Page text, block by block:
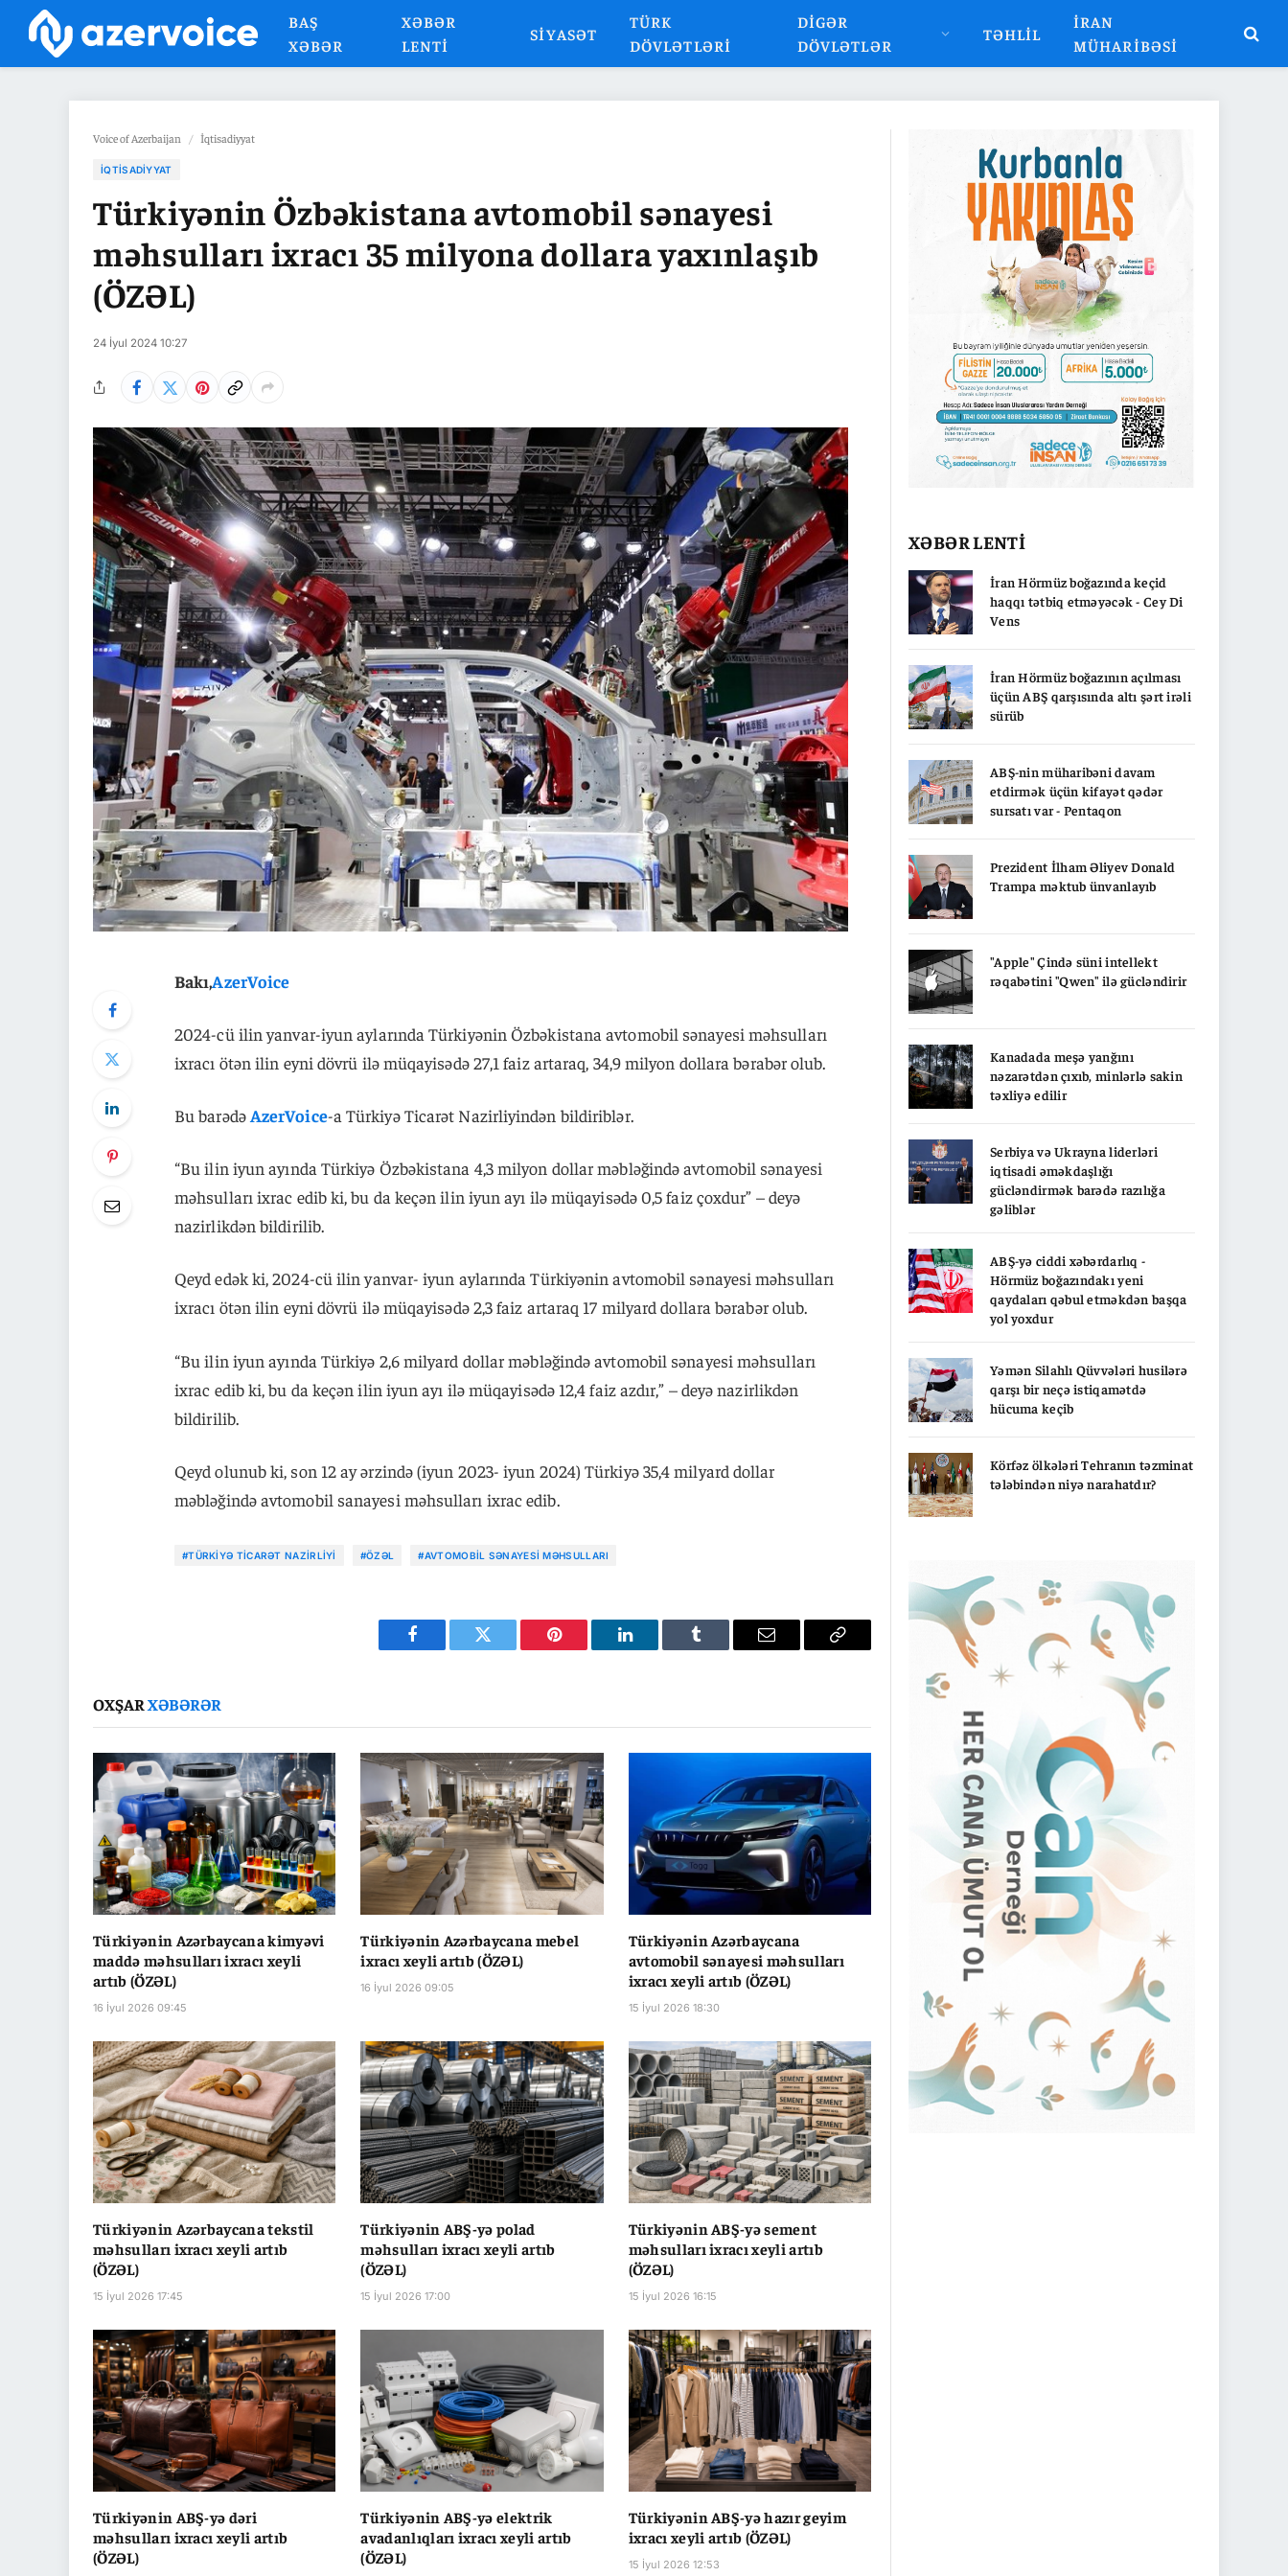
BAŞ
XƏBƏR
XƏBƏR
LENTI
SIYASƏT
TÜRK
DÖVLƏTLƏRI
DIGƏR
DÖVLƏTLƏR
TƏHLIL
İRAN
MÜHARIBƏSI
Voice of Azerbaijan / İqtisadiyyat
İQTISADIYYAT
Türkiyənin Özbəkistana avtomobil sənayesi
məhsulları ixracı 35 milyona dollara yaxınlaşıb
(ÖZƏL)
24 İyul 2024 10:27
Bakı,AzerVoice
2024-cü ilin yanvar-iyun aylarında Türkiyənin Özbəkistana avtomobil sənayesi məhsulları
ixracı ötən ilin eyni dövrü ilə müqayisədə 27,1 faiz artaraq, 34,9 milyon dollara bərabər olub.
Bu barədəAzerVoice-a Türkiyə Ticarət Nazirliyindən bildiriblər.
“Bu ilin iyun ayında Türkiyə Özbəkistana 4,3 milyon dollar məbləğində avtomobil sənayesi
məhsulları ixrac edib ki, bu da keçən ilin iyun ayı ilə müqayisədə 0,5 faiz çoxdur” – deyə
nazirlikdən bildirilib.
Qeyd edək ki, 2024-cü ilin yanvar- iyun aylarında Türkiyənin avtomobil sənayesi məhsulları
ixracı ötən ilin eyni dövrü ilə müqayisədə 2,3 faiz artaraq 17 milyard dollara bərabər olub.
“Bu ilin iyun ayında Türkiyə 2,6 milyard dollar məbləğində avtomobil sənayesi məhsulları
ixrac edib ki, bu da keçən ilin iyun ayı ilə müqayisədə 12,4 faiz azdır,” – deyə nazirlikdən
bildirilib.
Qeyd olunub ki, son 12 ay ərzində (iyun 2023- iyun 2024) Türkiyə 35,4 milyard dollar
məbləğində avtomobil sanayesi məhsulları ixrac edib.
#TÜRKIYƏ TICARƏT NAZIRLIYI #ÖZƏL #AVTOMOBIL SƏNAYESI MƏHSULLARI
Facebook Twitter Pinterest LinkedIn Tumblr Email
Copy
OXŞARXƏBƏRƏR
Türkiyənin Azərbaycana kimyəvi
maddə məhsulları ixracı xeyli
artıb (ÖZƏL)
16 İyul 2026 09:45
Türkiyənin Azərbaycana mebel
ixracı xeyli artıb (ÖZƏL)
16 İyul 2026 09:05
Türkiyənin Azərbaycana
avtomobil sənayesi məhsulları
ixracı xeyli artıb (ÖZƏL)
15 İyul 2026 18:30
Türkiyənin Azərbaycana tekstil
məhsulları ixracı xeyli artıb
(ÖZƏL)
15 İyul 2026 17:45
Türkiyənin ABŞ-yə polad
məhsulları ixracı xeyli artıb
(ÖZƏL)
15 İyul 2026 17:00
Türkiyənin ABŞ-yə sement
məhsulları ixracı xeyli artıb
(ÖZƏL)
15 İyul 2026 16:15
Türkiyənin ABŞ-yə dəri
məhsulları ixracı xeyli artıb
(ÖZƏL)
Türkiyənin ABŞ-yə elektrik
avadanlıqları ixracı xeyli artıb
(ÖZƏL)
Türkiyənin ABŞ-yə hazır geyim
ixracı xeyli artıb (ÖZƏL)
15 İyul 2026 12:53
XƏBƏR LENTİ
İran Hörmüz boğazında keçid
haqqı tətbiq etməyəcək - Cey Di
Vens
İran Hörmüz boğazının açılması
üçün ABŞ qarşısında altı şərt irəli
sürüb
ABŞ-nin müharibəni davam
etdirmək üçün kifayət qədər
sursatı var - Pentaqon
Prezident İlham Əliyev Donald
Trampa məktub ünvanlayıb
"Apple" Çində süni intellekt
rəqabətini "Qwen" ilə gücləndirir
Kanadada meşə yanğını
nəzarətdən çıxıb, minlərlə sakin
təxliyə edilir
Serbiya və Ukrayna liderləri
iqtisadi əməkdaşlığı
gücləndirmək barədə razılığa
gəliblər
ABŞ-yə ciddi xəbərdarlıq -
Hörmüz boğazındakı yeni
qaydaları qəbul etməkdən başqa
yol yoxdur
Yəmən Silahlı Qüvvələri husilərə
qarşı bir neçə istiqamətdə
hücuma keçib
Körfəz ölkələri Tehranın təzminat
tələbindən niyə narahatdır?